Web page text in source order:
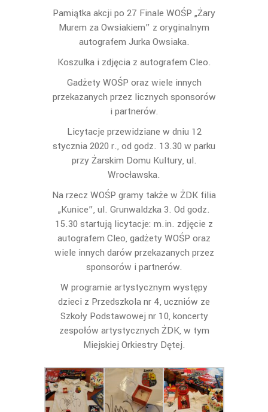
Pamiątka akcji po 27 Finale WOŚP „Żary
Murem za Owsiakiem” z oryginalnym
autografem Jurka Owsiaka.
Koszulka i zdjęcia z autografem Cleo.
Gadżety WOŚP oraz wiele innych
przekazanych przez licznych sponsorów
i partnerów.
Licytacje przewidziane w dniu 12
stycznia 2020 r., od godz. 13.30 w parku
przy Żarskim Domu Kultury, ul.
Wrocławska.
Na rzecz WOŚP gramy także w ŻDK filia
„Kunice”, ul. Grunwaldzka 3. Od godz.
15.30 startują licytacje: m.in. zdjęcie z
autografem Cleo, gadżety WOŚP oraz
wiele innych darów przekazanych przez
sponsorów i partnerów.
W programie artystycznym występy
dzieci z Przedszkola nr 4, uczniów ze
Szkoły Podstawowej nr 10, koncerty
zespołów artystycznych ŻDK, w tym
Miejskiej Orkiestry Dętej.